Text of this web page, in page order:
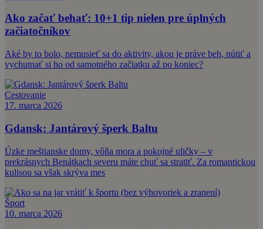
Ako začať behať: 10+1 tip nielen pre úplných
začiatočníkov
Aké by to bolo, nemusieť sa do aktivity, akou je práve beh, nútiť a
vychutnať si ho od samotného začiatku až po koniec?
Cestovanie
17. marca 2026
Gdansk: Jantárový šperk Baltu
Úzke meštianske domy, vôňa mora a pokojné uličky – v
prekrásnych Benátkach severu máte chuť sa stratiť. Za romantickou
kulisou sa však skrýva mes
Šport
10. marca 2026